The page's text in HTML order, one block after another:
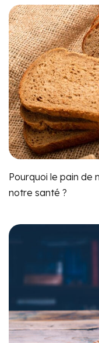
Pourquoi le pain de
notre santé ?